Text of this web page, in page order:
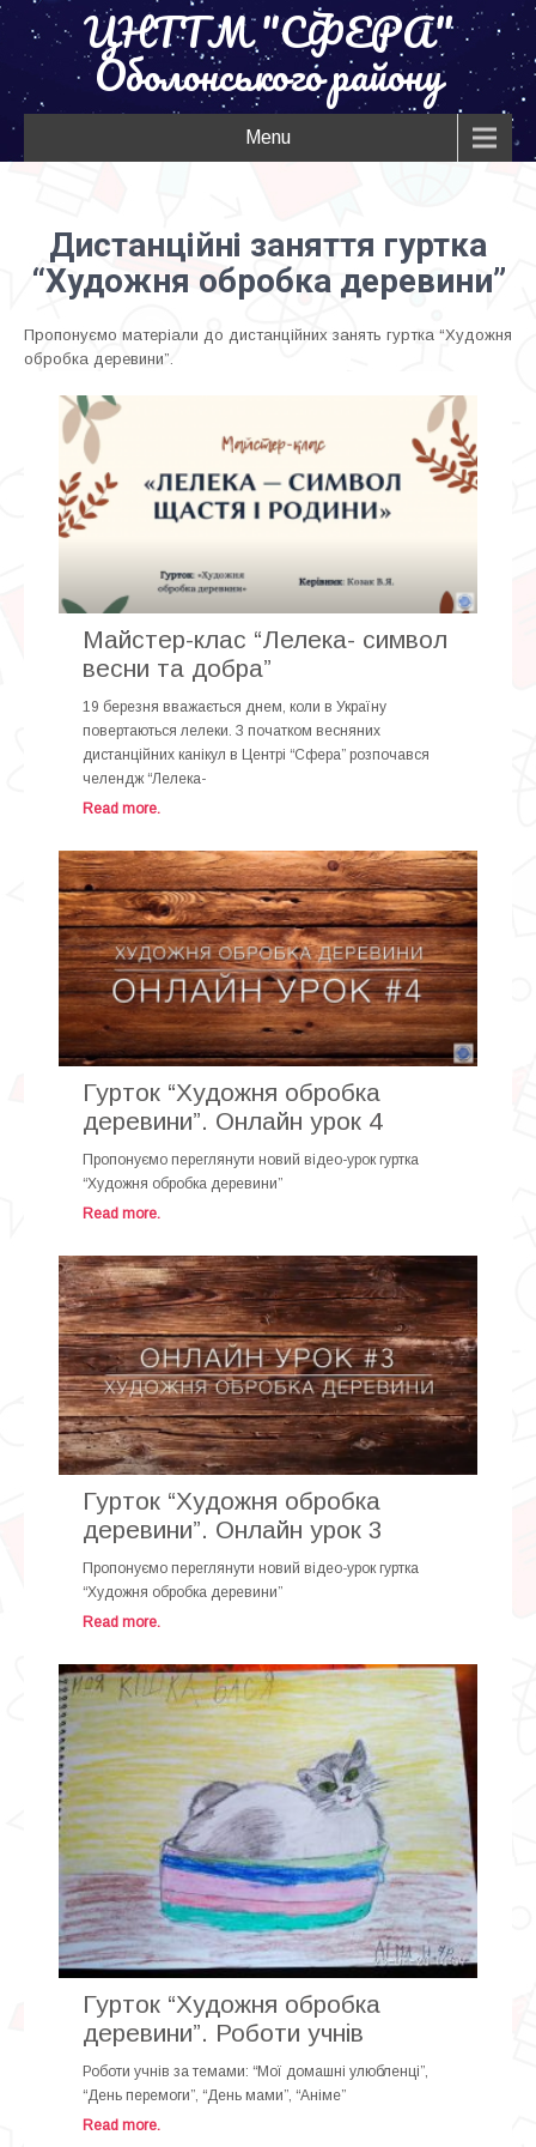
ЦНТТМ "СФЕРА"
Оболонського району
Menu
Дистанційні заняття гуртка
“Художня обробка деревини”
Пропонуємо матеріали до дистанційних занять гуртка “Художня
обробка деревини”.
Майстер-клас “Лелека- символ
весни та добра”
19 березня вважається днем, коли в Україну
повертаються лелеки. З початком весняних
дистанційних канікул в Центрі “Сфера” розпочався
челендж “Лелека-
Read more.
Гурток “Художня обробка
деревини”. Онлайн урок 4
Пропонуємо переглянути новий відео-урок гуртка
“Художня обробка деревини”
Read more.
Гурток “Художня обробка
деревини”. Онлайн урок 3
Пропонуємо переглянути новий відео-урок гуртка
“Художня обробка деревини”
Read more.
Гурток “Художня обробка
деревини”. Роботи учнів
Роботи учнів за темами: “Мої домашні улюбленці”,
“День перемоги”, “День мами”, “Аніме”
Read more.